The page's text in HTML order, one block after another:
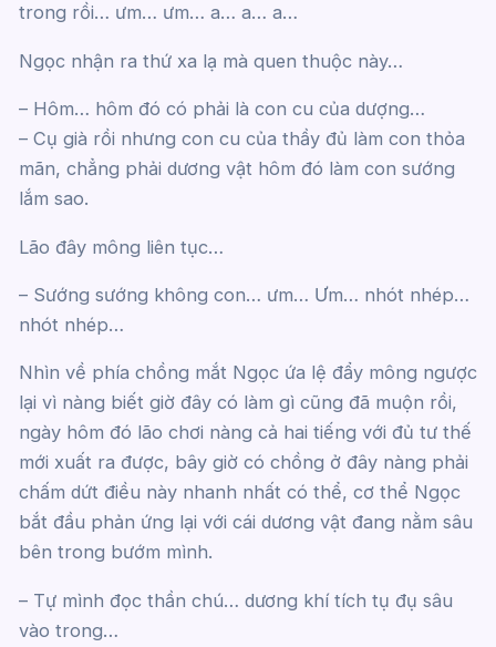
trong rồi… ưm… ưm… a… a… a…
Ngọc nhận ra thứ xa lạ mà quen thuộc này…
– Hôm… hôm đó có phải là con cu của dượng…
– Cụ già rồi nhưng con cu của thầy đủ làm con thỏa
mãn, chẳng phải dương vật hôm đó làm con sướng
lắm sao.
Lão đây mông liên tục…
– Sướng sướng không con… ưm… Ưm… nhót nhép…
nhót nhép…
Nhìn về phía chồng mắt Ngọc ứa lệ đẩy mông ngược
lại vì nàng biết giờ đây có làm gì cũng đã muộn rồi,
ngày hôm đó lão chơi nàng cả hai tiếng với đủ tư thế
mới xuất ra được, bây giờ có chồng ở đây nàng phải
chấm dứt điều này nhanh nhất có thể, cơ thể Ngọc
bắt đầu phản ứng lại với cái dương vật đang nằm sâu
bên trong bướm mình.
– Tự mình đọc thần chú… dương khí tích tụ đụ sâu
vào trong…